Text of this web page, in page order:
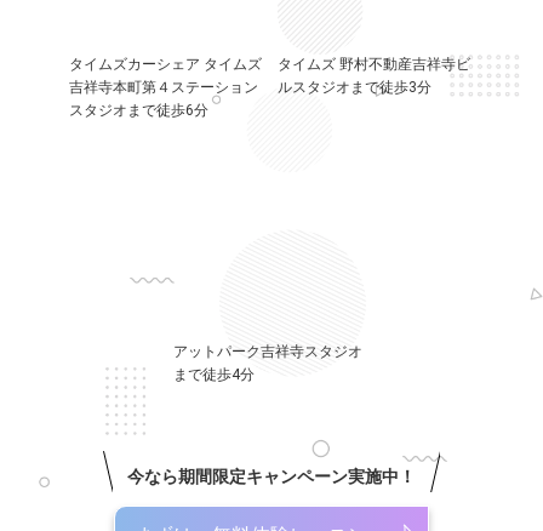
タイムズカーシェア タイムズ
吉祥寺本町第４ステーション
スタジオまで徒歩6分
タイムズ 野村不動産吉祥寺ビ
ルスタジオまで徒歩3分
アットパーク吉祥寺スタジオ
まで徒歩4分
今なら期間限定キャンペーン実施中！